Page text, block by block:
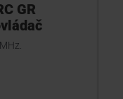
GR